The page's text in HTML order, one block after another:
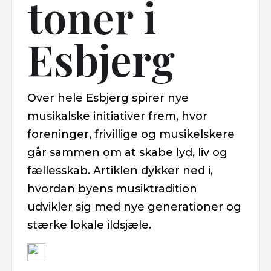
toner i
Esbjerg
Over hele Esbjerg spirer nye
musikalske initiativer frem, hvor
foreninger, frivillige og musikelskere
går sammen om at skabe lyd, liv og
fællesskab. Artiklen dykker ned i,
hvordan byens musiktradition
udvikler sig med nye generationer og
stærke lokale ildsjæle.